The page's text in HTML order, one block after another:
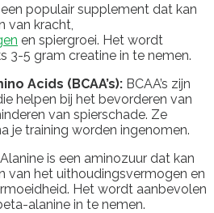
een populair supplement dat kan
van kracht,
en spiergroei. Het wordt
3-5 gram creatine in te nemen.
Acids (BCAA’s): BCAA’s zijn
helpen bij het bevorderen van
van spierschade. Ze
je training worden ingenomen.
is een aminozuur dat kan
van het uithoudingsvermogen en
Het wordt aanbevolen
alanine in te nemen.